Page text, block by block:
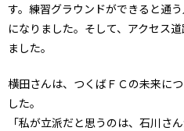
す。練習グラウンドができると通
になりました。そして、アクセス
ました。
横田さんは、つくばＦＣの未来に
した。
「私が立派だと思うのは、石川さ